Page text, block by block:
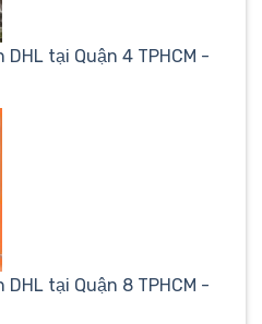
tại Quận 4 TPHCM -
tại Quận 8 TPHCM -